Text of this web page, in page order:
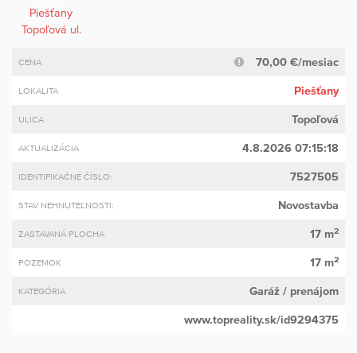
CENA 70,00 €/mesiac
LOKALITA Piešťany
ULICA Topoľová
AKTUALIZÁCIA 4.8.2026 07:15:18
IDENTIFIKAČNÉ ČÍSLO: 7527505
STAV NEHNUTEĽNOSTI: Novostavba
ZASTAVANÁ PLOCHA 17 m2
POZEMOK 17 m2
KATEGÓRIA Garáž / prenájom
www.topreality.sk/id9294375